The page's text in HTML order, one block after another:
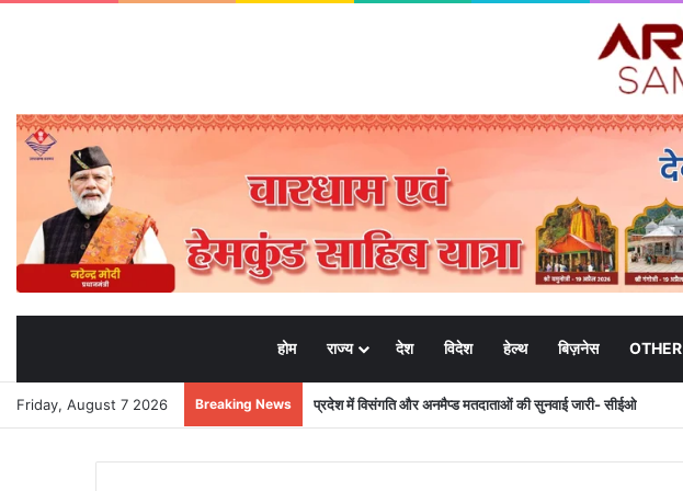
होम राज्य देश विदेश हेल्थ बिज़नेस OTHER
Friday, August 7 2026 Breaking News प्रदेश में विसंगति और अनमैप्ड मतदाताओं की सुनवाई जारी- सीईओ